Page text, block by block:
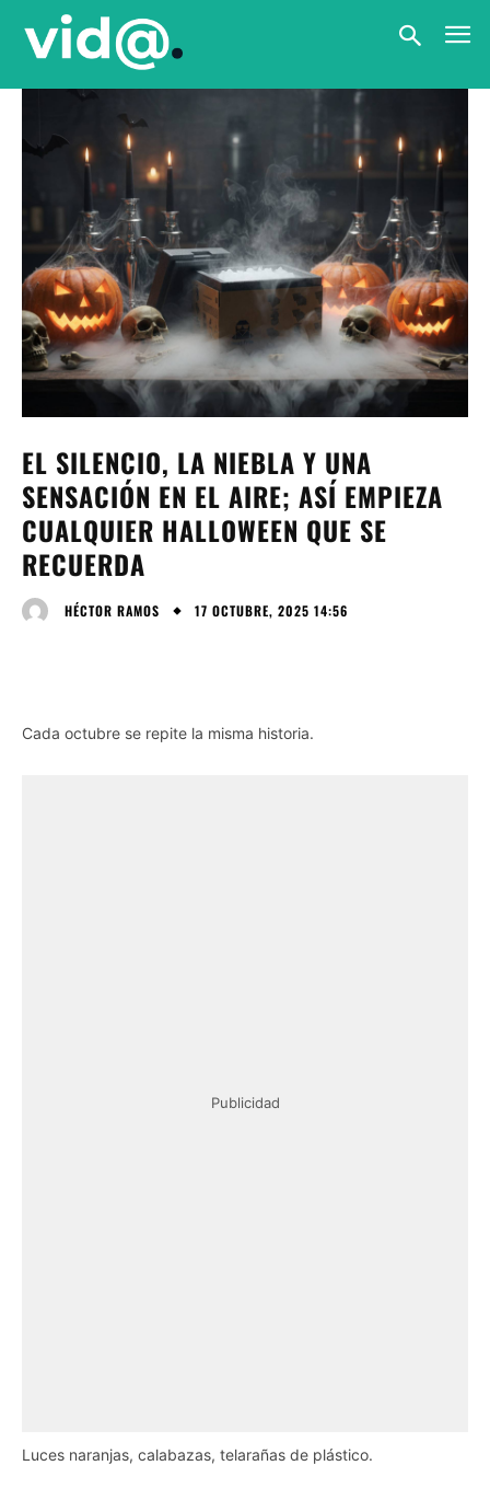
EL SILENCIO, LA NIEBLA Y UNA
SENSACIÓN EN EL AIRE; ASÍ EMPIEZA
CUALQUIER HALLOWEEN QUE SE
RECUERDA
HÉCTOR RAMOS 17 OCTUBRE, 2025 14:56
Cada octubre se repite la misma historia.
Publicidad
Luces naranjas, calabazas, telarañas de plástico.